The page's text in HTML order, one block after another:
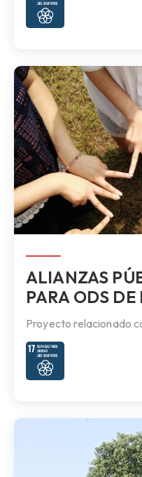
ALIANZAS
PARA ODS
Proyecto relacionado